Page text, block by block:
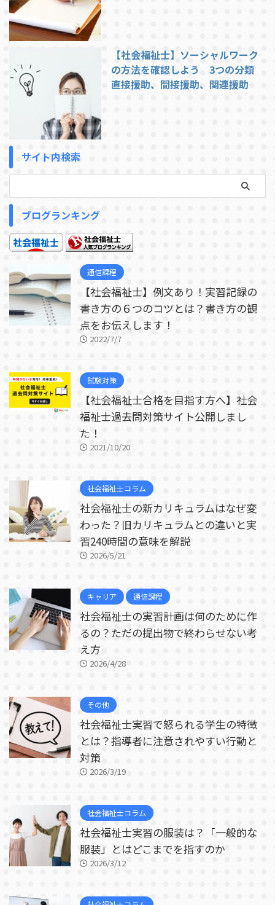
【社会福祉士】ソーシャルワーク
の方法を確認しよう 3つの分類
直接援助、間接援助、関連援助
サイト内検索
ブログランキング
通信課程
【社会福祉士】例文あり！実習記録の
書き方の６つのコツとは？書き方の観
点をお伝えします！
2022/7/7
試験対策
【社会福祉士合格を目指す方へ】社会
福祉士過去問対策サイト公開しまし
た！
2021/10/20
社会福祉士コラム
社会福祉士の新カリキュラムはなぜ変
わった？旧カリキュラムとの違いと実
習240時間の意味を解説
2026/5/21
キャリア 通信課程
社会福祉士の実習計画は何のために作
るの？ただの提出物で終わらせない考
え方
2026/4/28
その他
社会福祉士実習で怒られる学生の特徴
とは？指導者に注意されやすい行動と
対策
2026/3/19
社会福祉士コラム
社会福祉士実習の服装は？「一般的な
服装」とはどこまでを指すのか
2026/3/12